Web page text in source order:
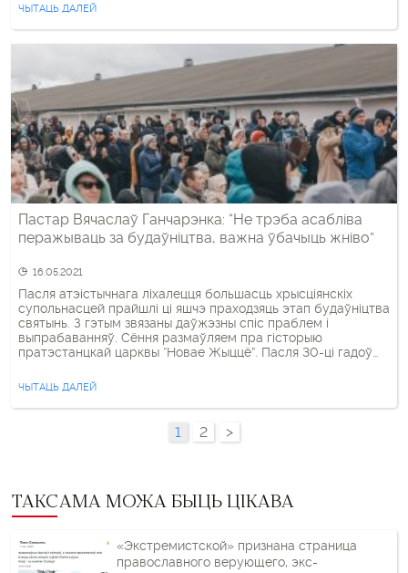
ЧЫТАЦЬ ДАЛЕЙ
Пастар Вячаслаў Ганчарэнка: “Не трэба асабліва
перажываць за будаўніцтва, важна ўбачыць жніво”
16.05.2021
Пасля атэістычнага ліхалецця большасць хрысціянскіх
супольнасцей прайшлі ці яшчэ праходзяць этап будаўніцтва
святынь. З гэтым звязаны даўжэзны спіс праблем і
выпрабаванняў. Сёння размаўляем пра гісторыю
пратэстанцкай царквы “Новае Жыццё”. Пасля 30-ці гадоў
сталі “царквой без сцен”. – Пастар Вячаслаў, як узнікла
Ваша царква? Распавядзіце крышачку пра гісторыю […]
ЧЫТАЦЬ ДАЛЕЙ
1 2 >
ТАКСАМА МОЖА БЫЦЬ ЦІКАВА
«Экстремистской» признана страница
православного верующего, экс-